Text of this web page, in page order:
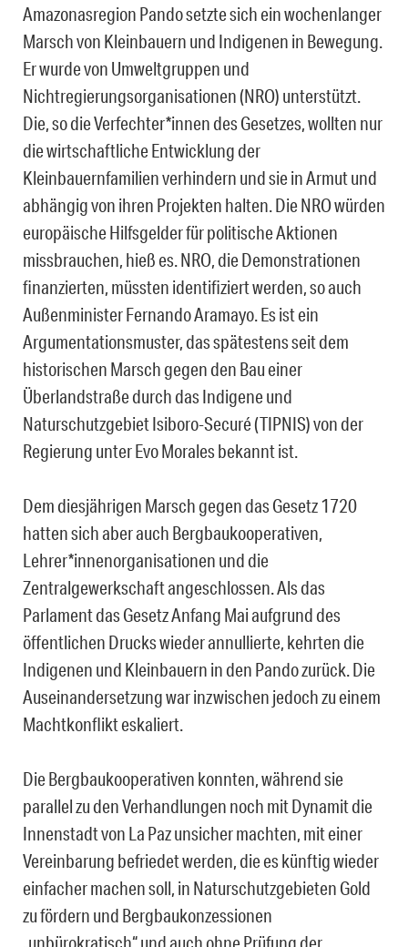
Amazonasregion Pando setzte sich ein wochenlanger
Marsch von Kleinbauern und Indigenen in Bewegung.
Er wurde von Umweltgruppen und
Nichtregierungsorganisationen (NRO) unterstützt.
Die, so die Verfechter*innen des Gesetzes, wollten nur
die wirtschaftliche Entwicklung der
Kleinbauernfamilien verhindern und sie in Armut und
abhängig von ihren Projekten halten. Die NRO würden
europäische Hilfsgelder für politische Aktionen
missbrauchen, hieß es. NRO, die Demonstrationen
finanzierten, müssten identifiziert werden, so auch
Außenminister Fernando Aramayo. Es ist ein
Argumentationsmuster, das spätestens seit dem
historischen Marsch gegen den Bau einer
Überlandstraße durch das Indigene und
Naturschutzgebiet Isiboro-Securé (TIPNIS) von der
Regierung unter Evo Morales bekannt ist.
Dem diesjährigen Marsch gegen das Gesetz 1720
hatten sich aber auch Bergbaukooperativen,
Lehrer*innenorganisationen und die
Zentralgewerkschaft angeschlossen. Als das
Parlament das Gesetz Anfang Mai aufgrund des
öffentlichen Drucks wieder annullierte, kehrten die
Indigenen und Kleinbauern in den Pando zurück. Die
Auseinandersetzung war inzwischen jedoch zu einem
Machtkonflikt eskaliert.
Die Bergbaukooperativen konnten, während sie
parallel zu den Verhandlungen noch mit Dynamit die
Innenstadt von La Paz unsicher machten, mit einer
Vereinbarung befriedet werden, die es künftig wieder
einfacher machen soll, in Naturschutzgebieten Gold
zu fördern und Bergbaukonzessionen